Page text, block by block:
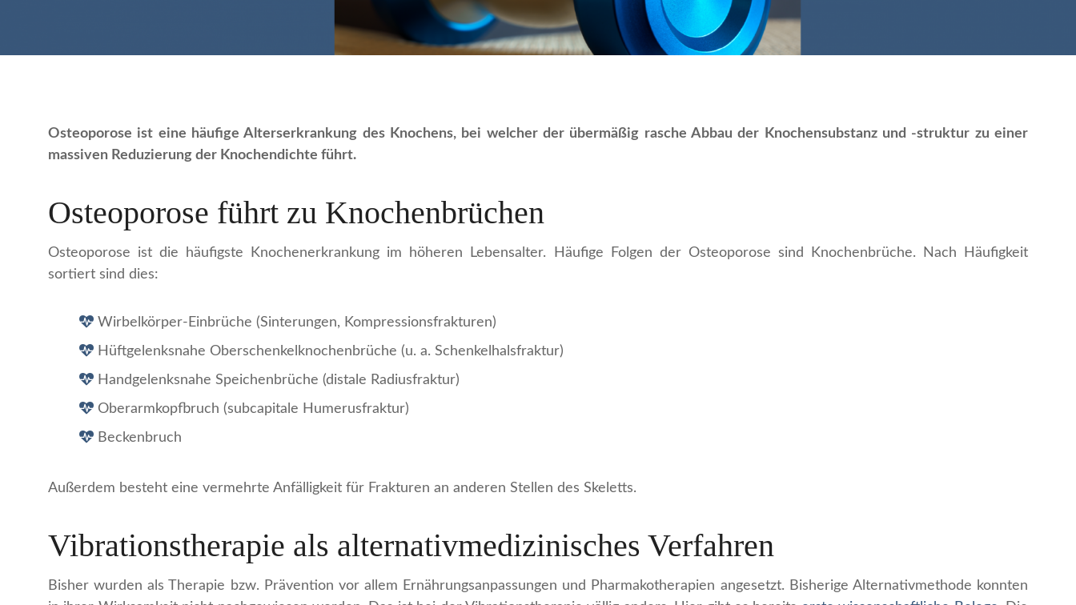
Osteoporose ist eine häufige Alterserkrankung des Knochens, bei welcher der übermäßig rasche Abbau der Knochensubstanz und -struktur zu einer
massiven Reduzierung der Knochendichte führt.
Osteoporose führt zu Knochenbrüchen
Osteoporose ist die häufigste Knochenerkrankung im höheren Lebensalter. Häufige Folgen der Osteoporose sind Knochenbrüche. Nach Häufigkeit
sortiert sind dies:
Wirbelkörper-Einbrüche (Sinterungen, Kompressionsfrakturen)
Hüftgelenksnahe Oberschenkelknochenbrüche (u. a. Schenkelhalsfraktur)
Handgelenksnahe Speichenbrüche (distale Radiusfraktur)
Oberarmkopfbruch (subcapitale Humerusfraktur)
Beckenbruch
Außerdem besteht eine vermehrte Anfälligkeit für Frakturen an anderen Stellen des Skeletts.
Vibrationstherapie als alternativmedizinisches Verfahren
Bisher wurden als Therapie bzw. Prävention vor allem Ernährungsanpassungen und Pharmakotherapien angesetzt. Bisherige Alternativmethode konnten